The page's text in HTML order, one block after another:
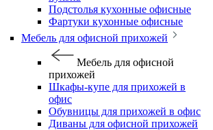
Подстолья кухонные офисные
Фартуки кухонные офисные
Мебель для офисной прихожей
Мебель для офисной
прихожей
Шкафы-купе для прихожей в
офис
Обувницы для прихожей в офис
Диваны для офисной прихожей